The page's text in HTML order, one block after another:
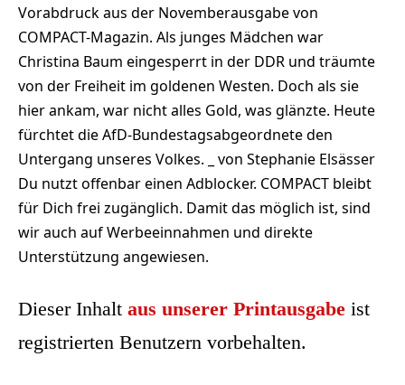
Vorabdruck aus der Novemberausgabe von
COMPACT-Magazin. Als junges Mädchen war
Christina Baum eingesperrt in der DDR und träumte
von der Freiheit im goldenen Westen. Doch als sie
hier ankam, war nicht alles Gold, was glänzte. Heute
fürchtet die AfD-Bundestagsabgeordnete den
Untergang unseres Volkes. _ von Stephanie Elsässer
Du nutzt offenbar einen Adblocker. COMPACT bleibt
für Dich frei zugänglich. Damit das möglich ist, sind
wir auch auf Werbeeinnahmen und direkte
Unterstützung angewiesen.
Dieser Inhalt aus unserer Printausgabe ist
registrierten Benutzern vorbehalten.